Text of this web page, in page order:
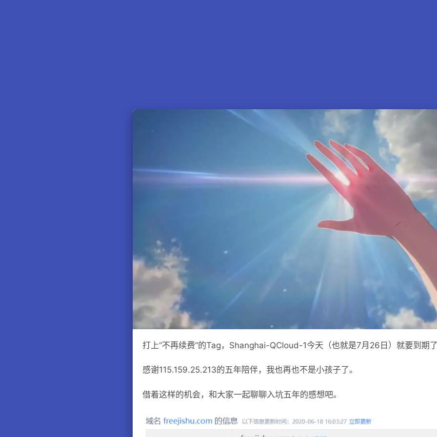
打上“不再续费”的Tag，Shanghai-QCloud-1今天（也就是7月26日）就要到期
感谢115.159.25.213的五年陪伴，我也再也不是小孩子了。
借着这样的机会，和大家一起聊聊入坑五年的感想吧。